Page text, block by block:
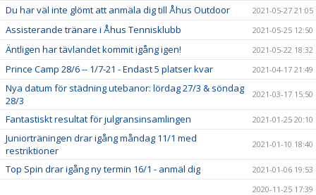
Du har väl inte glömt att anmäla dig till Åhus Outdoor 2021-05-27 21:05
Assisterande tränare i Åhus Tennisklubb 2021-05-25 12:50
Äntligen har tävlandet kommit igång igen! 2021-05-22 18:32
Prince Camp 28/6 -- 1/7-21 - Endast 5 platser kvar 2021-04-17 21:49
Nya datum för städning utebanor: lördag 27/3 & söndag
28/3
2021-03-17 15:50
Fantastiskt resultat för julgransinsamlingen 2021-01-25 20:10
Juniorträningen drar igång måndag 11/1 med
restriktioner
2021-01-10 18:40
Top Spin drar igång ny termin 16/1 - anmäl dig
2021-01-06 19:53
2020-11-25 17:39